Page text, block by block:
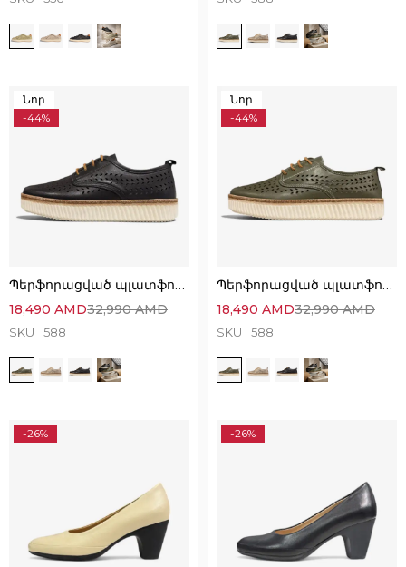
Նոր
-44%
Պերֆորացված պլատֆորմ կոշիկներ՝ հիանալի ընտրություն
32,990AMD
18,490 AMD
SKU 588
Նոր
-44%
Պերֆորացված պլատֆորմ կոշիկներ՝ հիանալի ընտրություն
32,990AMD
18,490 AMD
SKU 588
-26% -26%